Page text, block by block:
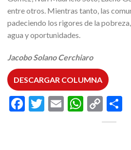
entre otros. Mientras tanto, las
padeciendo los rigores de la
agua y oportunidades.
Jacobo Solano Cerchiaro
DESCARGAR COLUMNA
Facebook
Twitter
Email Copy
Link